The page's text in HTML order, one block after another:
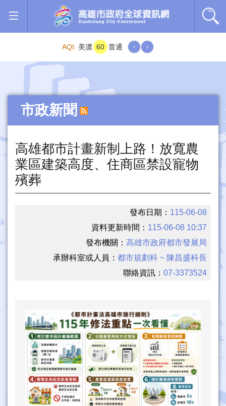
跳到主要內容區塊
AQI: 美濃 60 普通 ‹ ›
市政新聞
高雄都市計畫新制上路！放寬農
業區建築高度、住商區禁設寵物
殯葬
發布日期： 115-06-08
資料更新時間： 115-06-08 10:37
發布機關：高雄市政府都市發展局
承辦科室或人員：都市規劃科 ~ 陳昌盛科長
聯絡資訊：07-3373524